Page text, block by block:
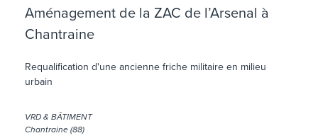
Aménagement de la ZAC de l’Arsenal à
Chantraine
Requalification d'une ancienne friche militaire en milieu
urbain
VRD & BÂTIMENT
Chantraine (88)